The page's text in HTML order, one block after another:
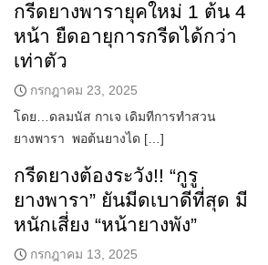
กรีดยางพารายุคใหม่ 1 ต้น 4
หน้า ยืดอายุการกรีดได้กว่า
เท่าตัว
กรกฎาคม 23, 2025
โดย…ดลมนัส กาเจ เดิมทีการทำสวน
ยางพารา พอต้นยางได […]
กรีดยางต้องระวัง!! “กูรู
ยางพารา” ยันมีดเบาดีที่สุด มี
หนักเสี่ยง “หน้ายางพัง”
กรกฎาคม 13, 2025